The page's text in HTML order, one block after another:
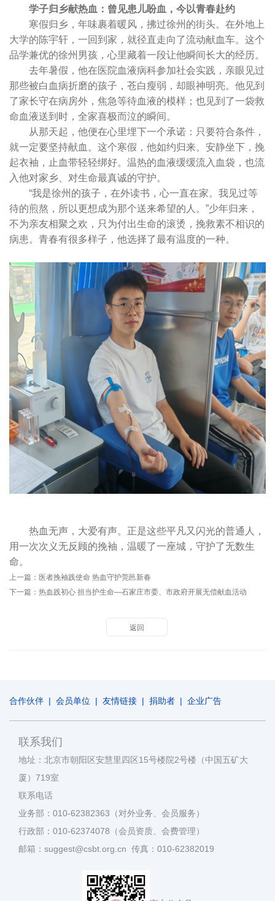
学子归乡献热血：曾见患儿盼血，今以青春赴约
寒假归乡，年味裹着暖风，拂过徐州的街头。在外地上
大学的陈宇轩，一回到家，就径直走向了流动献血车。这个
品学兼优的徐州男孩，心里藏着一段让他瞬间长大的经历。
去年暑假，他在医院血液病科参加社会实践，亲眼见过
那些被白血病折磨的孩子，苍白瘦弱，却眼神明亮。他见到
了家长守在病房外，焦急等待血液的模样；也见到了一袋救
命血液送到时，全家喜极而泣的瞬间。
从那天起，他便在心里埋下一个承诺：只要符合条件，
就一定要坚持献血。这个寒假，他如约归来。安静坐下，挽
起衣袖，止血带轻轻绑好。温热的血液缓缓流入血袋，也流
入他对家乡、对生命最真诚的守护。
“我是徐州的孩子，在外读书，心一直在家。我见过等
待的煎熬，所以更想成为那个送来希望的人。”少年归来，
不为亲友相聚之欢，只为付出生命的滚烫，挽救素不相识的
病患。青春有很多样子，他选择了最有温度的一种。
热血无声，大爱有声。正是这些平凡又闪光的普通人，
用一次次义无反顾的挽袖，温暖了一座城，守护了无数生
命。
上一篇： 医者挽袖践使命 热血守护莞邑新春
下一篇： 热血践初心 担当护生命—石家庄市委、市政府开展无偿献血活动
返回
合作伙伴 | 会员单位 | 友情链接 | 捐助者 | 企业广告
联系我们
地址：北京市朝阳区安慧里四区15号楼院2号楼（中国五矿大
厦）719室
联系电话
业务部：010-62382363（对外业务、会员服务）
行政部：010-62374078（会员资质、会费管理）
邮箱：suggest@csbt.org.cn 传真：010-62382019